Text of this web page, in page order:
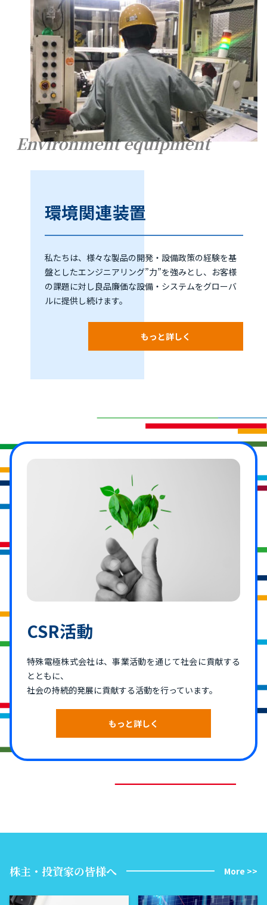
Environment equipment
環境関連装置
私たちは、様々な製品の開発・設備政策の経験を基
盤としたエンジニアリング”力”を強みとし、お客様
の課題に対し良品廉価な設備・システムをグローバ
ルに提供し続けます。
もっと詳しく
CSR活動
特殊電極株式会社は、事業活動を通じて社会に貢献する
とともに、
社会の持続的発展に貢献する活動を行っています。
もっと詳しく
株主・投資家の皆様へ More >>